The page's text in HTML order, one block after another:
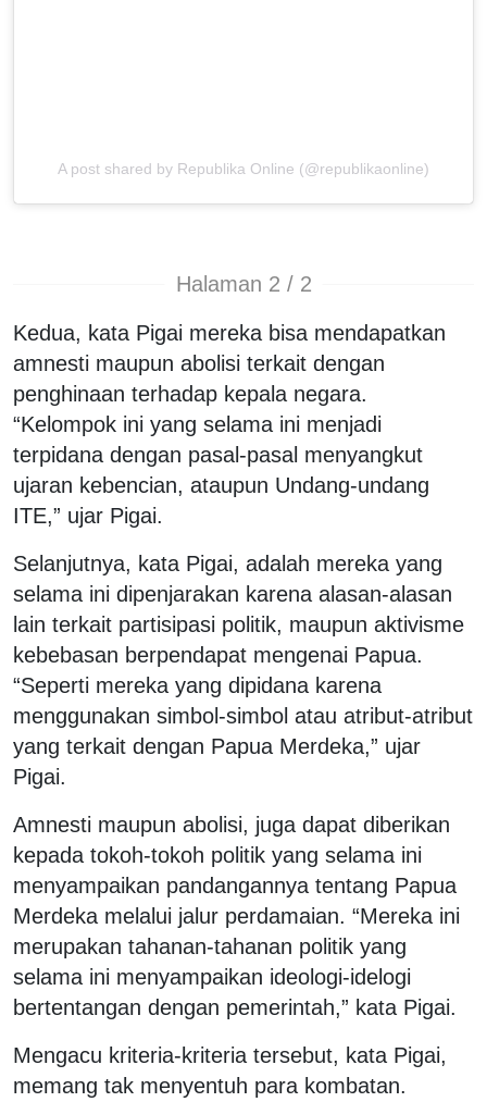
A post shared by Republika Online (@republikaonline)
Halaman 2 / 2
Kedua, kata Pigai mereka bisa mendapatkan
amnesti maupun abolisi terkait dengan
penghinaan terhadap kepala negara.
“Kelompok ini yang selama ini menjadi
terpidana dengan pasal-pasal menyangkut
ujaran kebencian, ataupun Undang-undang
ITE,” ujar Pigai.
Selanjutnya, kata Pigai, adalah mereka yang
selama ini dipenjarakan karena alasan-alasan
lain terkait partisipasi politik, maupun aktivisme
kebebasan berpendapat mengenai Papua.
“Seperti mereka yang dipidana karena
menggunakan simbol-simbol atau atribut-atribut
yang terkait dengan Papua Merdeka,” ujar
Pigai.
Amnesti maupun abolisi, juga dapat diberikan
kepada tokoh-tokoh politik yang selama ini
menyampaikan pandangannya tentang Papua
Merdeka melalui jalur perdamaian. “Mereka ini
merupakan tahanan-tahanan politik yang
selama ini menyampaikan ideologi-idelogi
bertentangan dengan pemerintah,” kata Pigai.
Mengacu kriteria-kriteria tersebut, kata Pigai,
memang tak menyentuh para kombatan.